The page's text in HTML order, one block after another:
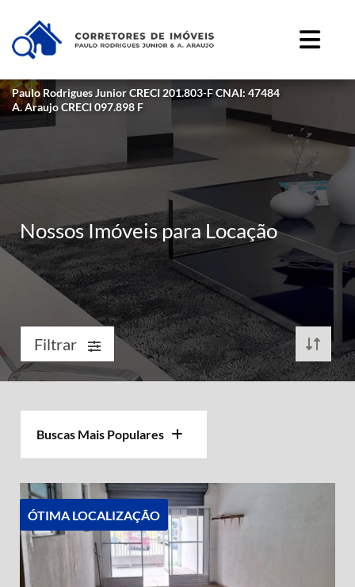
Paulo Rodrigues Junior CRECI 201.803-F CNAI: 47484
A. Araujo CRECI 097.898 F
Nossos Imóveis para Locação
Filtrar
Buscas Mais Populares
ÓTIMA LOCALIZAÇÃO